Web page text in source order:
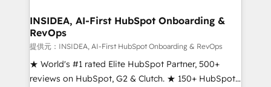
INSIDEA, AI-First HubSpot Onboarding &
RevOps
提供元：INSIDEA, AI-First HubSpot Onboarding & RevOps
★ World's #1 rated Elite HubSpot Partner, 500+
reviews on HubSpot, G2 & Clutch. ★ 150+ HubSpot